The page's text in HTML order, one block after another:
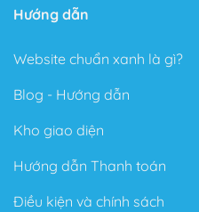
Hướng dẫn
Website chuẩn xanh là gì?
Blog - Hướng dẫn
Kho giao diện
Hướng dẫn Thanh toán
Điều kiện và chính sách